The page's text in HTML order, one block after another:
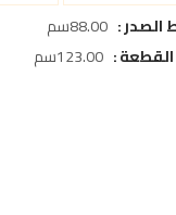
الصدر 88.00سم
123.00سم